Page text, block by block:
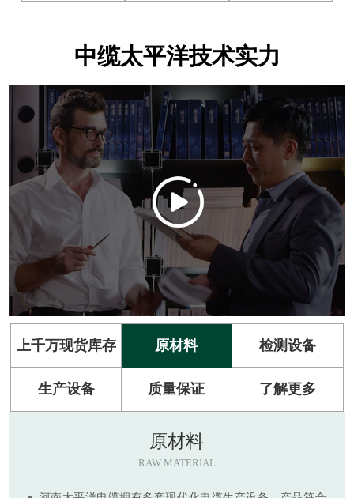
中缆太平洋技术实力
上千万现货库存 原材料 检测设备
生产设备 质量保证 了解更多
原材料
RAW MATERIAL